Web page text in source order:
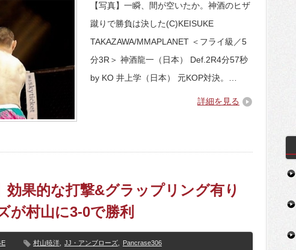
【写真】一瞬、間が空いたか。神酒のヒザ
蹴りで勝負は決した(C)KEISUKE
TAKAZAWA/MMAPLANET ＜フライ級／5
分3R＞ 神酒龍一（日本） Def.2R4分57秒
by KO 井上学（日本） 元KOP対決。…
詳細を見る
効果的な打撃&グラップリング有り
が村山に3-0で勝利
村山暁洋 JJ・アンブローズ Pancrase306